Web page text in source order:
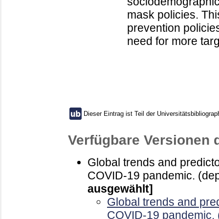
mask policies.
prevention
need for more
Dieser Eintrag ist Teil der
Verfügbare Versionen
Global trends and
COVID-19 pandemic.
ausgewählt]
Global trends and
COVID-19